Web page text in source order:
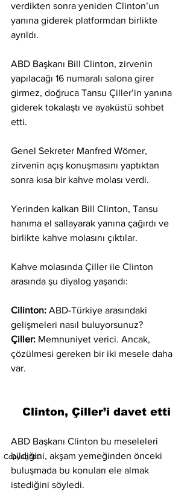
verdikten sonra yeniden Clinton’un
yanına giderek platformdan birlikte
ayrıldı.
ABD Başkanı Bill Clinton, zirvenin
yapılacağı 16 numaralı salona girer
girmez, doğruca Tansu Çiller’in yanına
giderek tokalaştı ve ayaküstü sohbet
etti.
Genel Sekreter Manfred Wörner,
zirvenin açış konuşmasını yaptıktan
sonra kısa bir kahve molası verdi.
Yerinden kalkan Bill Clinton, Tansu
hanıma el sallayarak yanına çağırdı ve
birlikte kahve molasını çıktılar.
Kahve molasında Çiller ile Clinton
arasında şu diyalog yaşandı:
Cilinton: ABD-Türkiye arasındaki
gelişmeleri nasıl buluyorsunuz?
Çiller: Memnuniyet verici. Ancak,
çözülmesi gereken bir iki mesele daha
var.
Clinton, Çiller’i davet etti
ABD Başkanı Clinton bu meseleleri
bildiğini, akşam yemeğinden önceki
buluşmada bu konuları ele almak
istediğini söyledi.
Copyright©